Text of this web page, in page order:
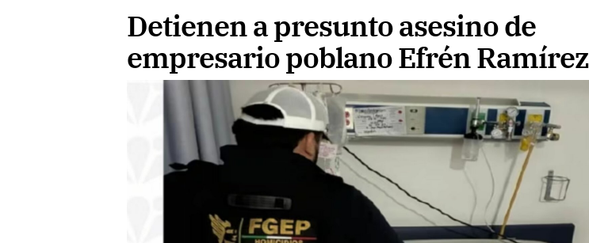
Detienen a presunto asesino de
empresario poblano Efrén Ramírez